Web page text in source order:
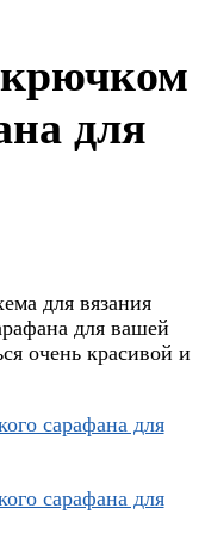
для
для вязания
для вашей
очень красивой и